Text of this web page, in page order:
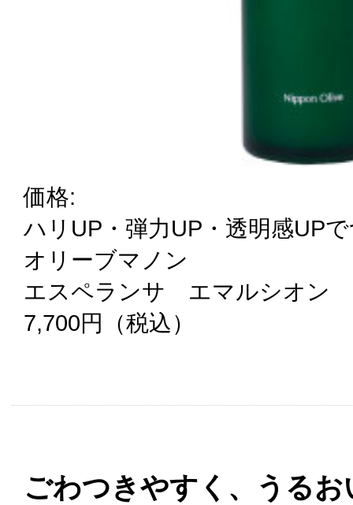
価格:
ハリUP・弾力UP・透明感UP
オリーブマノン
エスペランサ エマルシオン
7,700円（税込）
ごわつきやすく、うる